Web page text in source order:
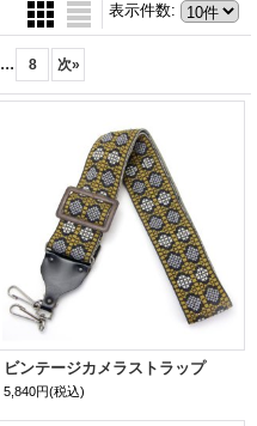
表示件数:
... 8 次»
ビンテージカメラストラップ
5,840円(税込)